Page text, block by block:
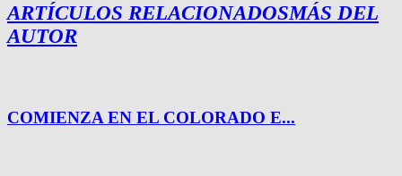
ARTÍCULOS RELACIONADOSMÁS DEL
AUTOR
COMIENZA EN EL COLORADO E...